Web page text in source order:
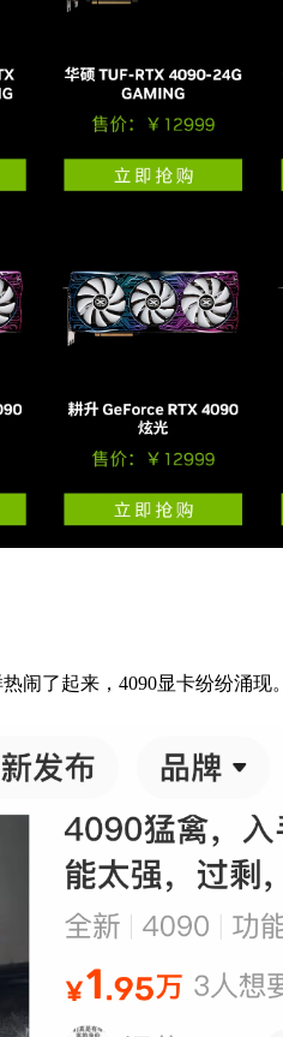
闹了起来，4090显卡纷纷涌现。